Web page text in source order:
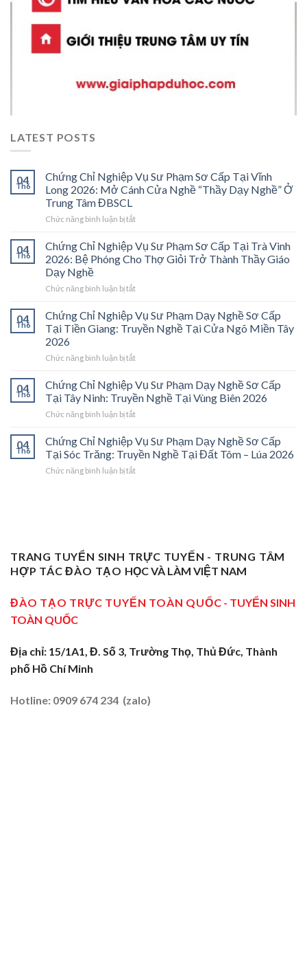
LATEST POSTS
04
Th6
Chứng Chỉ Nghiệp Vụ Sư Phạm Sơ Cấp Tại Vĩnh
Long 2026: Mở Cánh Cửa Nghề “Thầy Dạy Nghề” Ở
Trung Tâm ĐBSCL
Chức năng bình luận bị tắtở
Chỉ
Nghiệp
Vụ
Phạm
Cấp
Tại
Vĩnh
2026:
Cánh
Cửa
“Thầy
Nghề”
Ở
Tâm
04
Th6
Chứng Chỉ Nghiệp Vụ Sư Phạm Sơ Cấp Tại Trà Vinh
2026: Bệ Phóng Cho Thợ Giỏi Trở Thành Thầy Giáo
Dạy Nghề
Chức năng bình luận bị tắtở
Chỉ
Nghiệp
Vụ
Phạm
Cấp
Tại
Trà
Vinh
Bệ
Phóng
Cho
Thợ
Nghề
04
Th6
Chứng Chỉ Nghiệp Vụ Sư Phạm Dạy Nghề Sơ Cấp
Tại Tiền Giang: Truyền Nghề Tại Cửa Ngõ Miền Tây
2026
Chức năng bình luận bị tắtở
Chỉ
Nghiệp
Vụ
Sư
Dạy
Nghề
Sơ
Cấp
Cửa
Ngõ
Miền
2026
04
Th6
Chứng Chỉ Nghiệp Vụ Sư Phạm Dạy Nghề Sơ Cấp
Tại Tây Ninh: Truyền Nghề Tại Vùng Biên 2026
Chức năng bình luận bị tắtở
Chỉ
Nghiệp
Vụ
Sư
Tây
Ninh:
Truyền
Tại
04
Th6
Chứng Chỉ Nghiệp Vụ Sư Phạm Dạy Nghề Sơ Cấp
Tại Sóc Trăng: Truyền Nghề Tại Đất Tôm – Lúa 2026
Chức năng bình luận bị tắtở
Dạy
Nghề
Sơ
Tại
Nghề
Tại
Lúa
TRANG TUYỂN SINH TRỰC TUYẾN - TRUNG TÂM
HỢP TÁC ĐÀO TẠO HỌC VÀ LÀM VIỆT NAM
ĐÀO TẠO TRỰC TUYẾN TOÀN QUỐC - TUYỂN SINH
TOÀN QUỐC
Địa chỉ: 15/1A1, Đ. Số 3, Trường Thọ, Thủ Đức, Thành
phố Hồ Chí Minh
Hotline: 0909 674 234 (zalo)